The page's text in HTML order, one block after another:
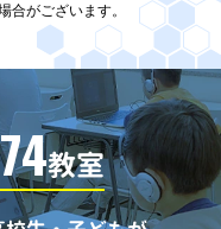
がございます。
教室